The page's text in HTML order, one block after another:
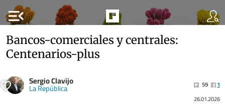
menu_open
Bancos-comerciales y centrales:
Centenarios-plus
Sergio Clavijo
La República 59
1
26.01.2026